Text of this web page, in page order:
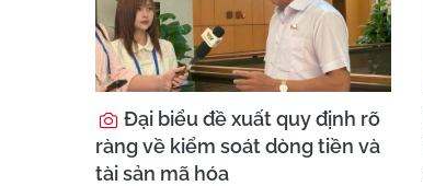
Đại biểu đề xuất quy định rõ
ràng về kiểm soát dòng tiền và
tài sản mã hóa